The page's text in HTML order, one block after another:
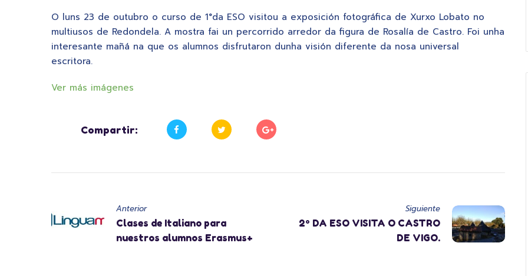
O luns 23 de outubro o curso de 1°da ESO visitou a exposición fotográfica de Xurxo Lobato no
multiusos de Redondela. A mostra fai un percorrido arredor da figura de Rosalía de Castro. Foi unha
interesante mañá na que os alumnos disfrutaron dunha visión diferente da nosa universal
escritora.
Ver más imágenes
Compartir:
Anterior
Clases de Italiano para
nuestros alumnos Erasmus+
Siguiente
2º DA ESO VISITA O CASTRO
DE VIGO.